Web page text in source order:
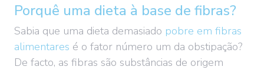
Porquê uma dieta à base de fibras?
Sabia que uma dieta demasiado pobre em fibras
alimentares é o fator número um da obstipação?
De facto, as fibras são substâncias de origem